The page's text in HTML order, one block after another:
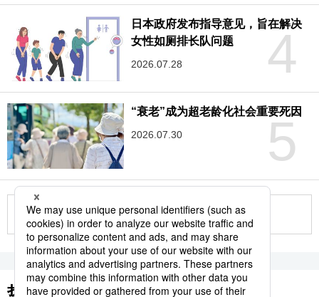
4
日本政府发布指导意见，旨在解决
女性如厕排长队问题
2026.07.28
5
“衰老”成为超老龄化社会重要死因
2026.07.30
更多
热门关键词